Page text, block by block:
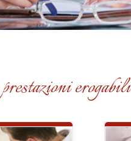
erogabili